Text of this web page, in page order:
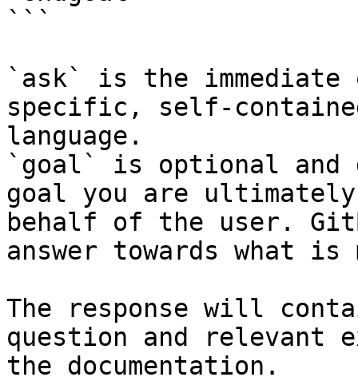
```
`ask` is the
specific, self-
language.
`goal` is optional and
goal you are
behalf of the user.
answer towards what
The response will
question and relevant
the documentation.